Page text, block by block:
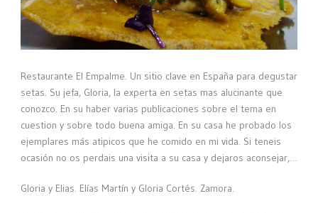
Restaurante El Empalme. Un sitio clave en España para degustar
setas. Su jefa, Gloria, la experta en setas mas alucinante que
conozco. En su haber varias publicaciones sobre el tema en
cuestion y sobre todo buena amiga. En su casa he probado los
ejemplares más atipicos que he comido en mi vida. Si teneis
ocasión no os perdais una visita a su casa y dejaros aconsejar,…
Gloria y Elias. Elías Martín y Gloria Cortés. Zamora.